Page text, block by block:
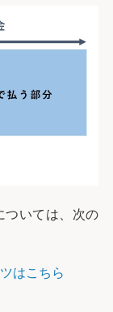
ついては、次の
はこちら